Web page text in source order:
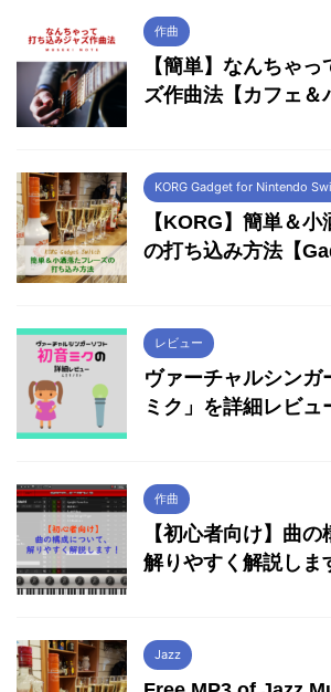
作曲
【簡単】なんちゃ
ズ作曲法【カフェ＆
KORG Gadget for Nintendo
【KORG】簡単＆
の打ち込み方法【
レビュー
ヴァーチャルシンガ
ミク」を詳細レビュ
作曲
【初心者向け】曲の
解りやすく解説しま
Jazz